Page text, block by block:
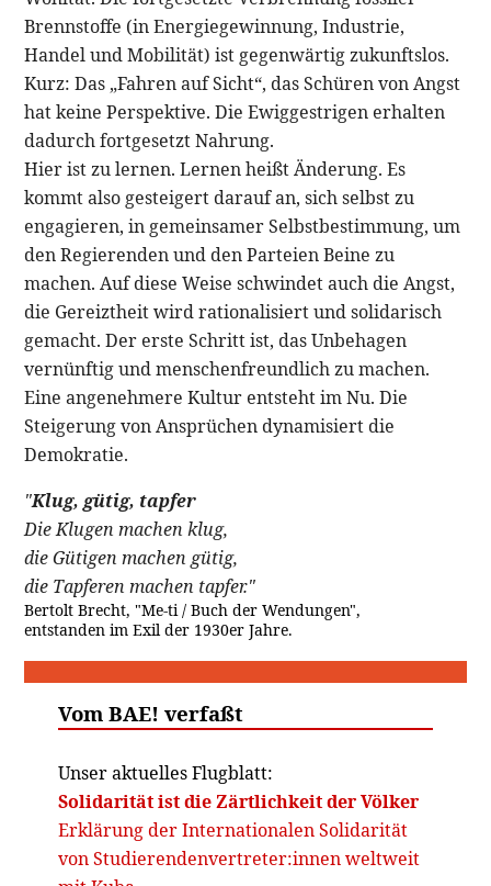
Brennstoffe (in Energiegewinnung, Industrie,
Handel und Mobilität) ist gegenwärtig zukunftslos.
Kurz: Das „Fahren auf Sicht“, das Schüren von Angst
hat keine Perspektive. Die Ewiggestrigen erhalten
dadurch fortgesetzt Nahrung.
Hier ist zu lernen. Lernen heißt Änderung. Es
kommt also gesteigert darauf an, sich selbst zu
engagieren, in gemeinsamer Selbstbestimmung, um
den Regierenden und den Parteien Beine zu
machen. Auf diese Weise schwindet auch die Angst,
die Gereiztheit wird rationalisiert und solidarisch
gemacht. Der erste Schritt ist, das Unbehagen
vernünftig und menschenfreundlich zu machen.
Eine angenehmere Kultur entsteht im Nu. Die
Steigerung von Ansprüchen dynamisiert die
Demokratie.
"Klug, gütig, tapfer
Die Klugen machen klug,
die Gütigen machen gütig,
die Tapferen machen tapfer."
Bertolt Brecht, "Me-ti / Buch der Wendungen",
entstanden im Exil der 1930er Jahre.
Vom BAE! verfaßt
Unser aktuelles Flugblatt:
Solidarität ist die Zärtlichkeit der Völker
Erklärung der Internationalen Solidarität
von Studierendenvertreter:innen weltweit